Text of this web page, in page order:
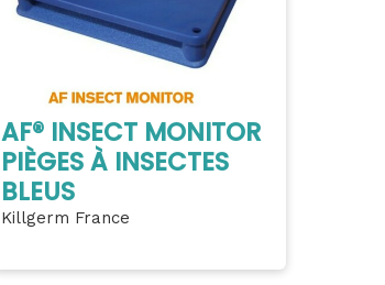
AF® INSECT MONITOR
PIÈGES À INSECTES
BLEUS
Killgerm France